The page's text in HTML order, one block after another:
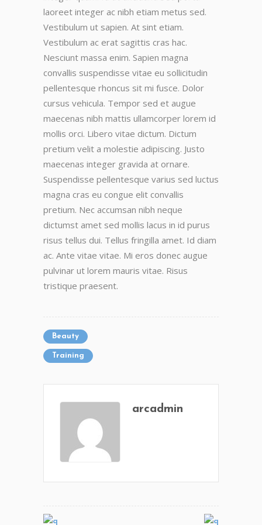
laoreet integer ac nibh etiam metus sed.
Vestibulum ut sapien. At sint etiam.
Vestibulum ac erat sagittis cras hac.
Nesciunt massa enim. Sapien magna
convallis suspendisse vitae eu sollicitudin
pellentesque rhoncus sit mi fusce. Dolor
cursus vehicula. Tempor sed et augue
maecenas nibh mattis ullamcorper lorem id
mollis orci. Libero vitae dictum. Dictum
pretium velit a molestie adipiscing. Justo
maecenas integer gravida at ornare.
Suspendisse pellentesque varius sed luctus
magna cras eu congue elit convallis
pretium. Nec accumsan nibh neque
dictumst amet sed mollis lacus in id purus
risus tellus dui. Tellus fringilla amet. Id diam
ac. Ante vitae vitae. Mi eros donec augue
pulvinar ut lorem mauris vitae. Risus
tristique praesent.
Beauty
Training
arcadmin